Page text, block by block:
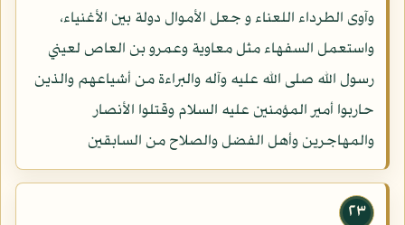
وآوى الطرداء اللعناء و جعل الأموال دولة بين الأغنياء،
واستعمل السفهاء مثل معاوية وعمرو بن العاص لعيني
رسول الله صلى الله عليه وآله والبراءة من أشياعهم والذين
حاربوا أمير المؤمنين عليه السلام وقتلوا الأنصار
والمهاجرين وأهل الفضل والصلاح من السابقين
٢٣